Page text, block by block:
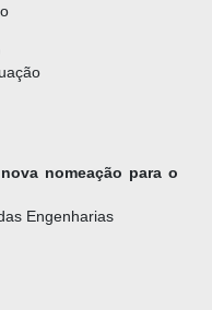
nomeação para o
Engenharias